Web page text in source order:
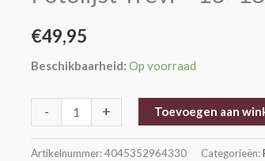
€49,95
Beschikbaarheid: Op voorraad
- + Toevoegen aan
Artikelnummer:4045352964330 Categorieën: